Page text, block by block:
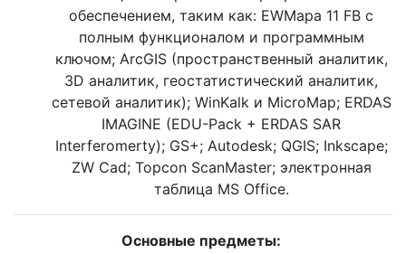
обеспечением, таким как: EWMapa 11 FB с
полным функционалом и программным
ключом; ArcGIS (пространственный аналитик,
3D аналитик, геостатистический аналитик,
сетевой аналитик); WinKalk и MicroMap; ERDAS
IMAGINE (EDU-Pack + ERDAS SAR
Interferomerty); GS+; Autodesk; QGIS; Inkscape;
ZW Cad; Topcon ScanMaster; электронная
таблица MS Office.
Основные предметы: